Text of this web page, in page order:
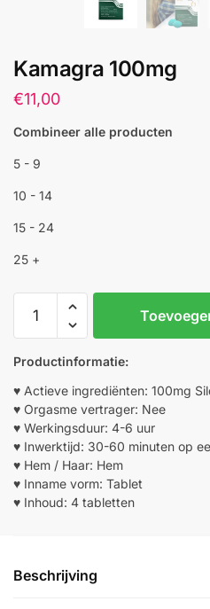
Kamagra 100mg
€11,00
Combineer alle producten
5 - 9
10 - 14
15 - 24
25 +
100mg
Productinformatie:
♥ Actieve ingrediënten: 100mg
♥ Orgasme vertrager: Nee
♥ Werkingsduur: 4-6 uur
♥ Inwerktijd: 30-60 minuten op
♥ Hem / Haar: Hem
♥ Inname vorm: Tablet
♥ Inhoud: 4 tabletten
Beschrijving